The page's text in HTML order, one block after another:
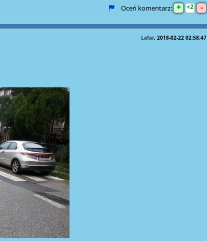
Oceń komentarz: + 2 -
Lafar 2018-02-22 02:58:47